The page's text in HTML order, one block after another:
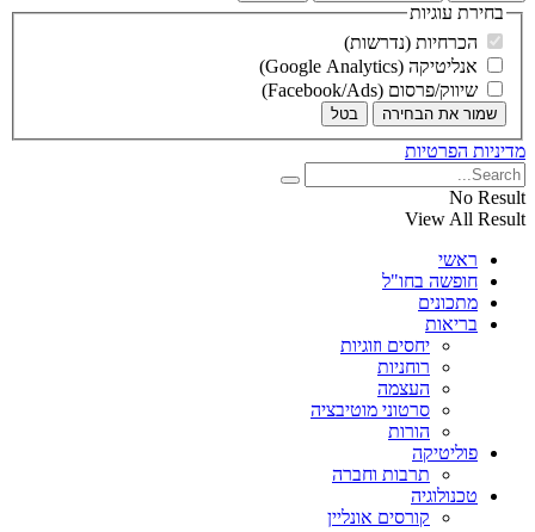
בחירת עוגיות
הכרחיות (נדרשות)
אנליטיקה (Google Analytics)
שיווק/פרסום (Facebook/Ads)
שמור את הבחירה בטל
מדיניות הפרטיות
No Result
View All Result
ראשי
חופשה בחו"ל
מתכונים
בריאות
יחסים וזוגיות
רוחניות
העצמה
סרטוני מוטיבציה
הורות
פוליטיקה
תרבות וחברה
טכנולוגיה
קורסים אונליין